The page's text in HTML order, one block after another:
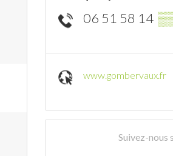
06 51 58 14
www.gombervaux.fr
Suivez-nous